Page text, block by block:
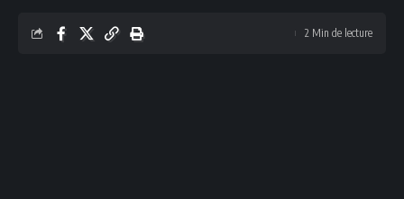
2 Min de lecture